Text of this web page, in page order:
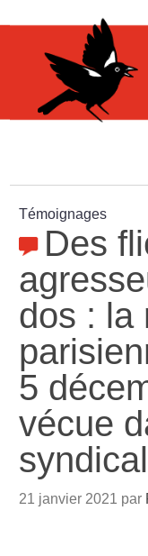
Témoignages
Des
dos : la
5
vécue
syndical
21 janvier 2021 par